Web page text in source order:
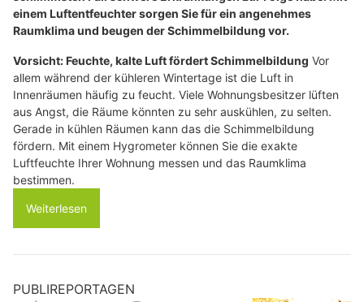
einem Luftentfeuchter sorgen Sie für ein angenehmes
Raumklima und beugen der Schimmelbildung vor.
Vorsicht: Feuchte, kalte Luft fördert Schimmelbildung Vor
allem während der kühleren Wintertage ist die Luft in
Innenräumen häufig zu feucht. Viele Wohnungsbesitzer lüften
aus Angst, die Räume könnten zu sehr auskühlen, zu selten.
Gerade in kühlen Räumen kann das die Schimmelbildung
fördern. Mit einem Hygrometer können Sie die exakte
Luftfeuchte Ihrer Wohnung messen und das Raumklima
bestimmen.
Weiterlesen
PUBLIREPORTAGEN